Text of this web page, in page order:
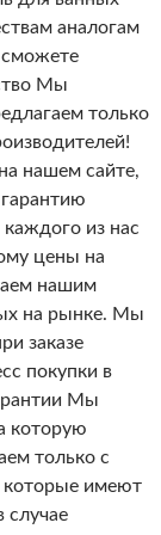
аналогам
Мы
только
нашем сайте,
из нас
цены на
нашим
на рынке. Мы
заказе
покупки в
Мы
которую
только с
которые имеют
случае